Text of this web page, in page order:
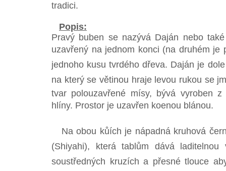
tradici.
Popis:
Pravý buben se nazývá Daján nebo
uzavřený na jednom konci (na druhém je
jednoho kusu tvrdého dřeva. Daján je dole
na který se větinou hraje levou rukou se
tvar polouzavřené mísy, bývá vyroben
hlíny. Prostor je uzavřen koenou blánou.
Na obou kůích je nápadná kruhová
(Shiyahi), která tablům dává laditelnou
soustředných kruzích a přesné tlouce